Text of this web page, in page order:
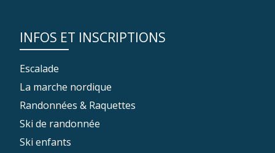
INFOS ET INSCRIPTIONS
Escalade
La marche nordique
Randonnées & Raquettes
Ski de randonnée
Ski enfants